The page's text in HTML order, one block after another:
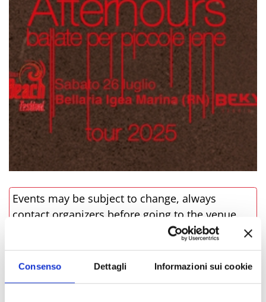
Consenso Dettagli Informazioni sui cookie
Events may be subject to change, always
contact organizers before going to the venue.
LINK TO EVENT
BOOK NOW